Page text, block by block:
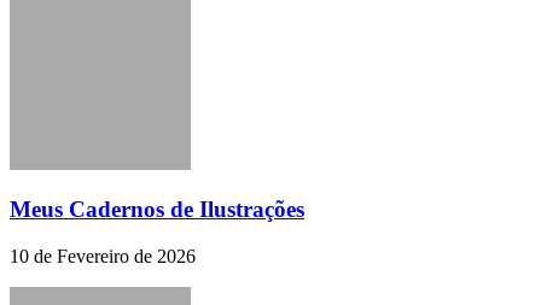
Meus Cadernos de Ilustrações
10 de Fevereiro de 2026